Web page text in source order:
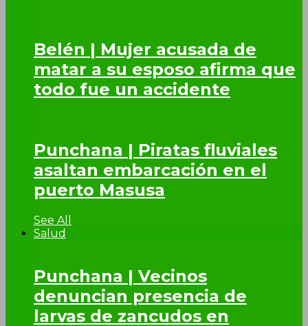
Belén | Mujer acusada de
matar a su esposo afirma que
todo fue un accidente
Punchana | Piratas fluviales
asaltan embarcación en el
puerto Masusa
See All
Salud
Punchana | Vecinos
denuncian presencia de
larvas de zancudos en